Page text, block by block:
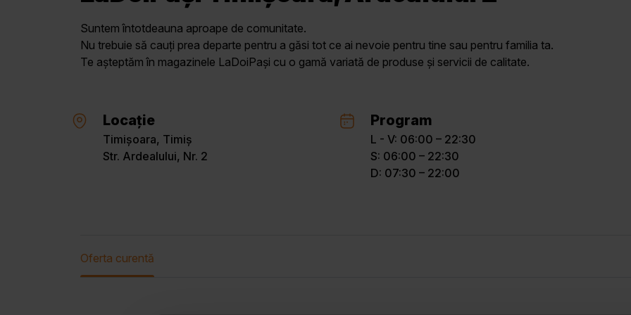
Suntem întotdeauna aproape de comunitate.
Nu trebuie să cauți prea departe pentru a găsi tot ce ai nevoie pentru tine sau pentru familia ta.
Te așteptăm în magazinele LaDoiPași cu o gamă variată de produse și servicii de calitate.
Locație
Timișoara, Timiș
Str. Ardealului, Nr. 2
Program
L - V: 06:00 – 22:30
S: 06:00 – 22:30
D: 07:30 – 22:00
Oferta curentă